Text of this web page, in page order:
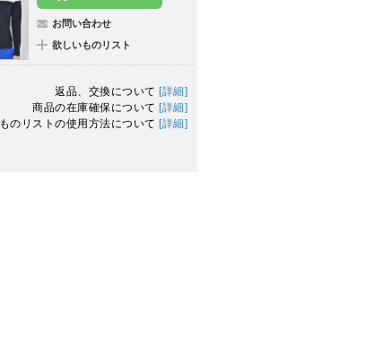
お問い合わせ
欲しいものリスト
返品、交換について [詳細]
商品の在庫確保について [詳細]
のリストの使用方法について [詳細]